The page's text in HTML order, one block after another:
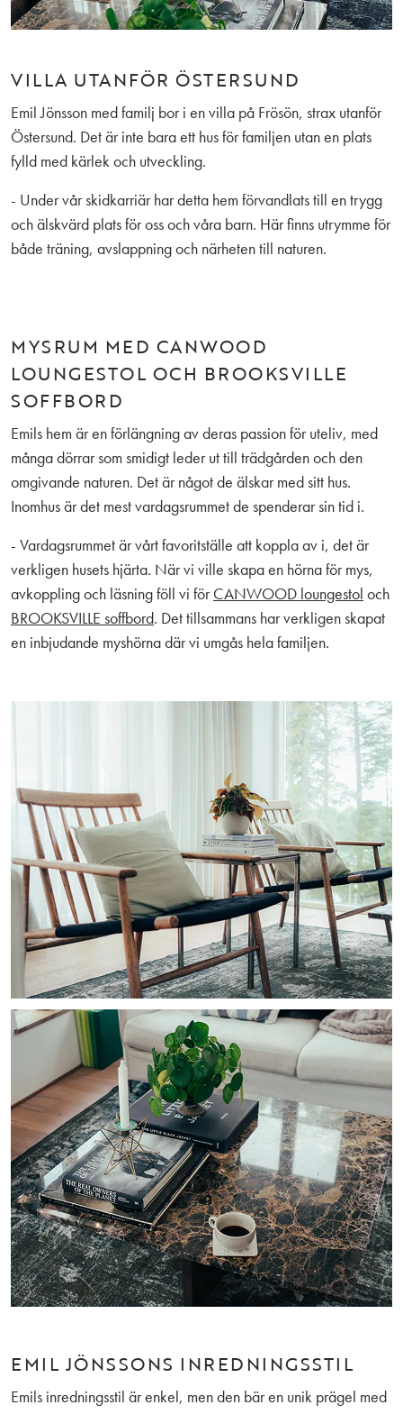
VILLA UTANFÖR ÖSTERSUND
Emil Jönsson med familj bor i en villa på Frösön, strax utanför
Östersund. Det är inte bara ett hus för familjen utan en plats
fylld med kärlek och utveckling.
- Under vår skidkarriär har detta hem förvandlats till en trygg
och älskvärd plats för oss och våra barn. Här finns utrymme för
både träning, avslappning och närheten till naturen.
MYSRUM MED CANWOOD
LOUNGESTOL OCH BROOKSVILLE
SOFFBORD
Emils hem är en förlängning av deras passion för uteliv, med
många dörrar som smidigt leder ut till trädgården och den
omgivande naturen. Det är något de älskar med sitt hus.
Inomhus är det mest vardagsrummet de spenderar sin tid i.
- Vardagsrummet är vårt favoritställe att koppla av i, det är
verkligen husets hjärta. När vi ville skapa en hörna för mys,
avkoppling och läsning föll vi förCANWOOD loungestol och
BROOKSVILLE soffbord. Det tillsammans har verkligen skapat
en inbjudande myshörna där vi umgås hela familjen.
EMIL JÖNSSONS INREDNINGSSTIL
Emils inredningsstil är enkel, men den bär en unik prägel med